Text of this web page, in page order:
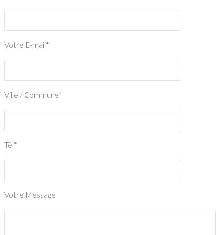
Votre E-mail*
Ville / Commune*
Tél*
Votre Message